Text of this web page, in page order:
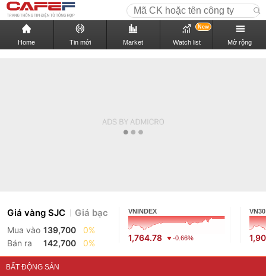
Home Tin mới Market Watch list
New
Mở rộng
Giá vàng SJC Giá bạc
Mua vào 139,700
0%
Bán ra
142,700 0%
VNINDEX
1,764.78 -0.66%
VN30
BẤT ĐỘNG SẢN